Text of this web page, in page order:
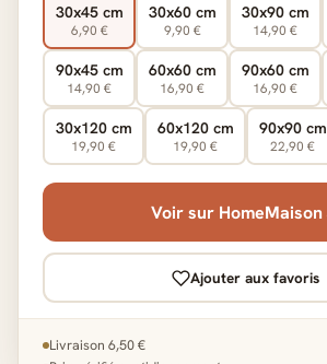
30x45 cm
6,90 €
30x60 cm
9,90 €
30x90 cm
14,90 €
90x45 cm
14,90 €
60x60 cm
16,90 €
90x60 cm
16,90 €
30x120 cm
19,90 €
60x120 cm
19,90 €
90x90 cm
22,90 €
Voir sur HomeMaison
Ajouter aux favoris
Livraison 6,50 €